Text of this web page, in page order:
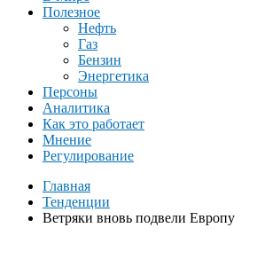
Полезное
Нефть
Газ
Бензин
Энергетика
Персоны
Аналитика
Как это работает
Мнение
Регулирование
Главная
Тенденции
Ветряки вновь подвели Европу